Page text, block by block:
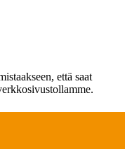
että saat